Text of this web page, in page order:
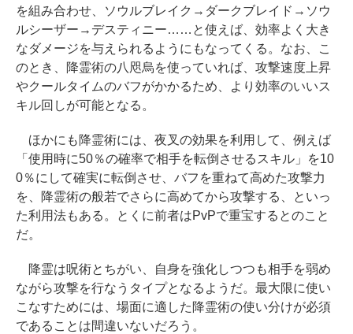
を組み合わせ、ソウルブレイク→ダークブレイド→ソウ
ルシーザー→デスティニー……と使えば、効率よく大き
なダメージを与えられるようにもなってくる。なお、こ
のとき、降霊術の八咫烏を使っていれば、攻撃速度上昇
やクールタイムのバフがかかるため、より効率のいいス
キル回しが可能となる。
ほかにも降霊術には、夜叉の効果を利用して、例えば
「使用時に50％の確率で相手を転倒させるスキル」を10
0％にして確実に転倒させ、バフを重ねて高めた攻撃力
を、降霊術の般若でさらに高めてから攻撃する、といっ
た利用法もある。とくに前者はPvPで重宝するとのこと
だ。
降霊は呪術とちがい、自身を強化しつつも相手を弱め
ながら攻撃を行なうタイプとなるようだ。最大限に使い
こなすためには、場面に適した降霊術の使い分けが必須
であることは間違いないだろう。